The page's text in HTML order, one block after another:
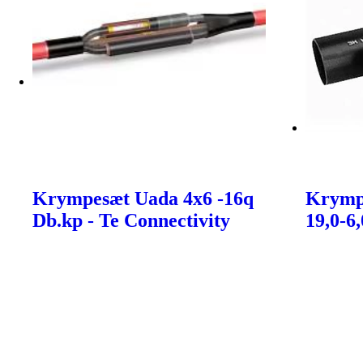
Krympesæt Uada 4x6 -16q
Db.kp - Te Connectivity
19,0-